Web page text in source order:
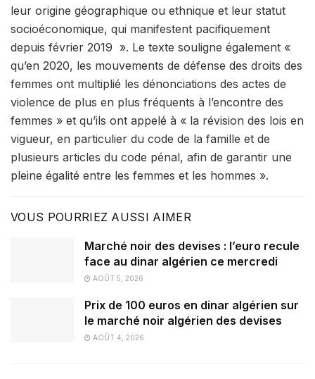
leur origine géographique ou ethnique et leur statut
socioéconomique, qui manifestent pacifiquement
depuis février 2019 ». Le texte souligne également «
qu’en 2020, les mouvements de défense des droits des
femmes ont multiplié les dénonciations des actes de
violence de plus en plus fréquents à l’encontre des
femmes » et qu’ils ont appelé à « la révision des lois en
vigueur, en particulier du code de la famille et de
plusieurs articles du code pénal, afin de garantir une
pleine égalité entre les femmes et les hommes ».
VOUS POURRIEZ AUSSI AIMER
Marché noir des devises : l’euro recule
face au dinar algérien ce mercredi
AOÛT 5, 2026
Prix de 100 euros en dinar algérien sur
le marché noir algérien des devises
AOÛT 4, 2026